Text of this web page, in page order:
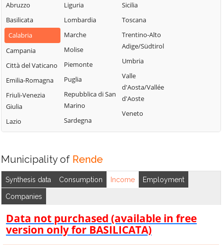
Bianchi
Bisignano
Bocchigliero
Bonifati
Buonvicino
Calopezzati
Cariati
Carolei
Carpanzano
Casali del Manco
Cassano all'Ionio
Castiglione
Laino Castello
Lappano
Lattarico
Longobardi
Longobucco
Lungro
Luzzi
Mandatoriccio
Mangone
Marano
Principato
Marzi
San Donato di
Ninea
San Fili
San Giorgio
Albanese
San Giovanni in
Fiore
San Lorenzo
Bellizzi
Argentano
San Nicola Arcella
San Pietro in
Abruzzo
Basilicata
Calabria
Campania
Città del Vaticano
Emilia-Romagna
Friuli-Venezia
Giulia
Lazio
Liguria
Lombardia
Marche
Molise
Piemonte
Puglia
Repubblica di San
Marino
Sardegna
Sicilia
Toscana
Trentino-Alto
Adige/Südtirol
Umbria
Valle
d'Aosta/Vallée
d'Aoste
Veneto
Municipality of Rende
Synthesis data Consumption Income Employment
Companies
Data not purchased (available in free
version only for BASILICATA)